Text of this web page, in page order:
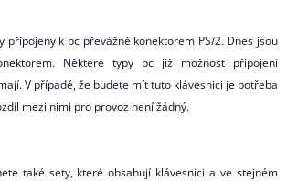
připojeny k pc převážně konektorem PS/2. Dnes jsou
Některé typy pc již možnost připojení
V případě, že budete mít tuto klávesnici je potřeba
mezi nimi pro provoz není žádný.
také sety, které obsahují klávesnici a ve stejném